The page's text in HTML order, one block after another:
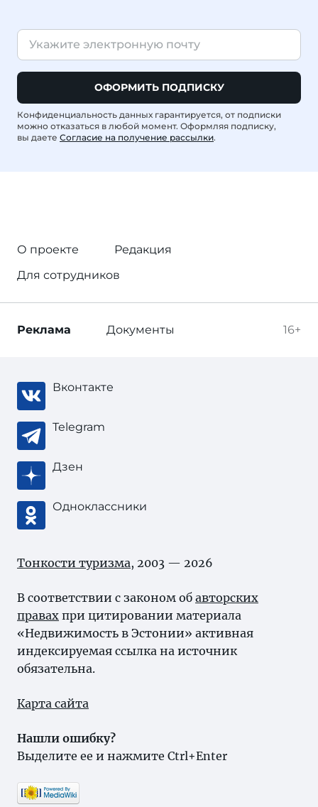
ОФОРМИТЬ ПОДПИСКУ
Конфиденциальность данных гарантируется, от подписки
можно отказаться в любой момент. Оформляя подписку,
вы даете Согласие на получение рассылки.
О проекте
Редакция
Для сотрудников
16+
Реклама Документы
Вконтакте
Telegram
Дзен
Одноклассники
Тонкости туризма, 2003 — 2026
В соответствии с законом об авторских
правах при цитировании материала
«Недвижимость в Эстонии» активная
индексируемая ссылка на источник
обязательна.
Карта сайта
Нашли ошибку?
Выделите ее и нажмите Ctrl+Enter